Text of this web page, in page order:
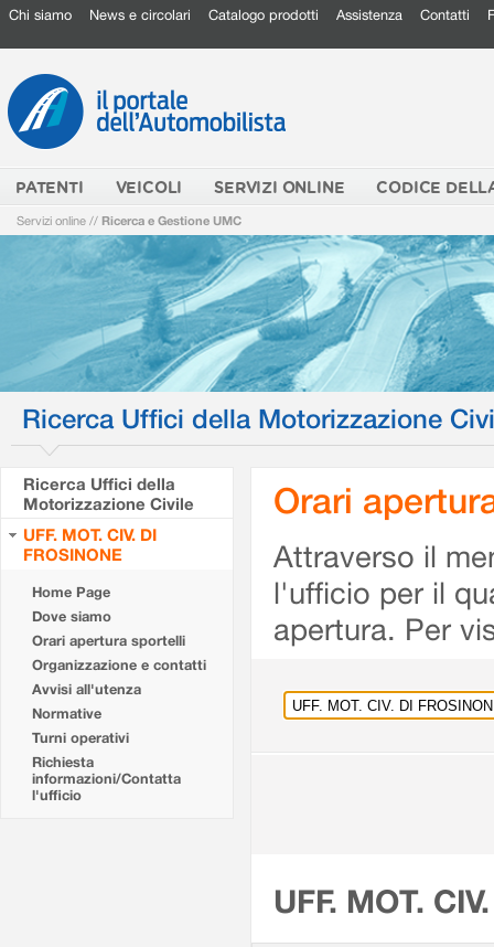
Chi siamo News e circolari Catalogo prodotti Assistenza Contatti
PATENTI VEICOLI SERVIZI ONLINE CODICE
Servizi online // Ricerca e Gestione UMC
Ricerca Uffici della Motorizzazione
Ricerca Uffici della
Motorizzazione Civile
UFF. MOT. CIV. DI
FROSINONE
Home Page
Dove siamo
Orari apertura sportelli
Organizzazione e contatti
Avvisi all'utenza
Normative
Turni operativi
Richiesta
informazioni/Contatta
l'ufficio
Orari
Attraverso il
l'ufficio per il
apertura. Per
UFF. MOT.